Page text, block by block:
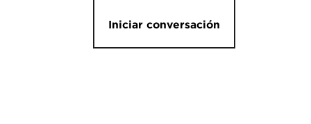
Iniciar conversación